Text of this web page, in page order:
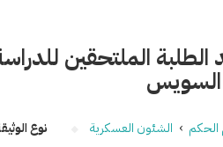
الطلبة الملتحقين
السويس
الحكم › الشئون العسكرية نوع